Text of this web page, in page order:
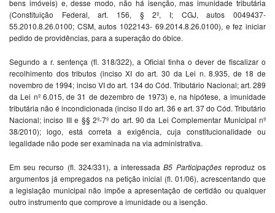
bens imóveis) e, desse modo, não há isenção, mas imunidade tributária
(Constituição Federal, art. 156, § 2º, I; CGJ, autos 0049437-
55.2010.8.26.0100; CSM, autos 1022143- 69.2014.8.26.0100), e fez iniciar
pedido de providências, para a superação do óbice.
Segundo a r. sentença (fl. 318/322), a Oficial tinha o dever de fiscalizar o
recolhimento dos tributos (inciso XI do art. 30 da Lei n. 8.935, de 18 de
novembro de 1994; inciso VI do art. 134 do Cód. Tributário Nacional; art. 289
da Lei nº 6.015, de 31 de dezembro de 1973) e, na hipótese, a imunidade
tributária não é incondicionada (inciso II do art. 36 e art. 37 do Cód. Tributário
Nacional; inciso III e §§ 2º-7º do art. 90 da Lei Complementar Municipal nº
38/2010); logo, está correta a exigência, cuja constitucionalidade ou
legalidade não pode ser examinada na via administrativa.
Em seu recurso (fl. 324/331), a interessadaB5 Participaçõesreproduz os
argumentos já empregados na petição inicial (fl. 01/06), acrescentando que
a legislação municipal não impõe a apresentação de certidão ou qualquer
outro instrumento que comprove a imunidade ou a isenção.